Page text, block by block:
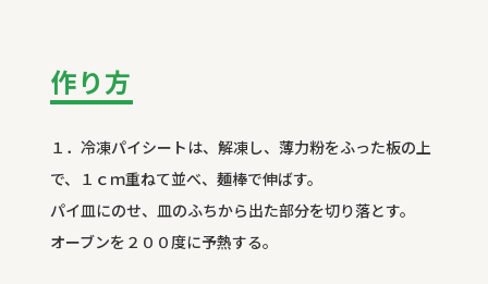
作り方
１．冷凍パイシートは、解凍し、薄力粉をふった板の上
で、１ｃｍ重ねて並べ、麺棒で伸ばす。
パイ皿にのせ、皿のふちから出た部分を切り落とす。
オーブンを２００度に予熱する。